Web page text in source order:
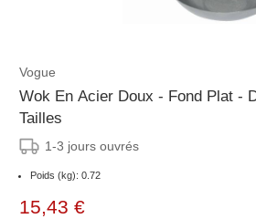
Vogue
Wok En Acier Doux - Fond Plat -
Tailles
1-3 jours ouvrés
Poids (kg): 0.72
15,43 €